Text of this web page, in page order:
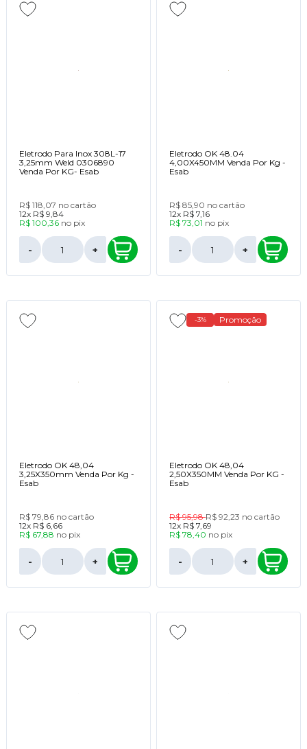
Eletrodo Para Inox 308L-17
3,25mm Weld 0306890
Venda Por KG- Esab
R$ 118,07 no cartão
12x R$ 9,84
R$ 100,36 no pix
- +
Eletrodo OK 48.04
4,00X450MM Venda Por Kg -
Esab
R$ 85,90 no cartão
12x R$ 7,16
R$ 73,01 no pix
- +
Eletrodo OK 48,04
3,25X350mm Venda Por Kg -
Esab
R$ 79,86 no cartão
12x R$ 6,66
R$ 67,88 no pix
- +
-3% Promoção
Eletrodo OK 48,04
2,50X350MM Venda Por KG -
Esab
R$ 95,98R$ 92,23 no cartão
12x R$ 7,69
R$ 78,40 no pix
- +